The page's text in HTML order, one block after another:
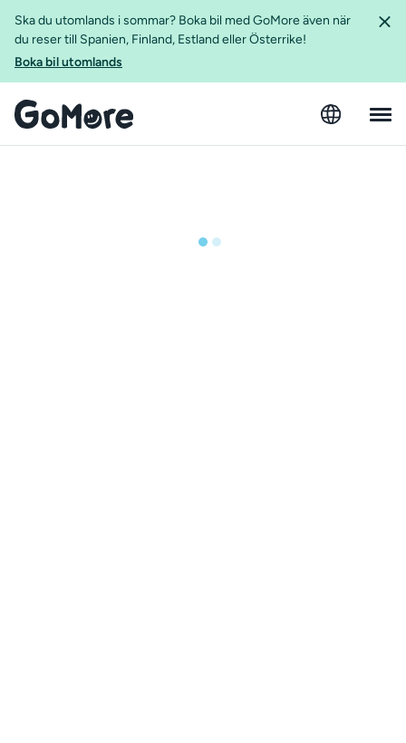
Ska du utomlands i sommar? Boka bil med GoMore även när
du reser till Spanien, Finland, Estland eller Österrike!
Boka bil utomlands